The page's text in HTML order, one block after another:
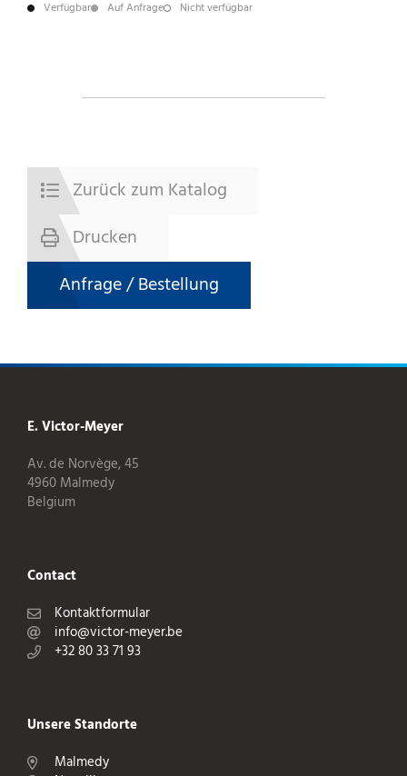
Verfügbar Auf Anfrage Nicht verfügbar
Zurück zum Katalog
Drucken
Anfrage / Bestellung
E. Victor-Meyer
Av. de Norvège, 45
4960 Malmedy
Belgium
Contact
Kontaktformular
info@victor-meyer.be
+32 80 33 71 93
Unsere Standorte
Malmedy